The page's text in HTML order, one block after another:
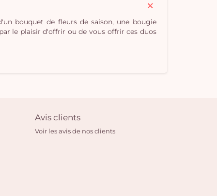
bouquet de fleurs de saison, une bougie
le plaisir d'offrir ou de vous offrir ces duos
Avis clients
Voir les avis de nos clients